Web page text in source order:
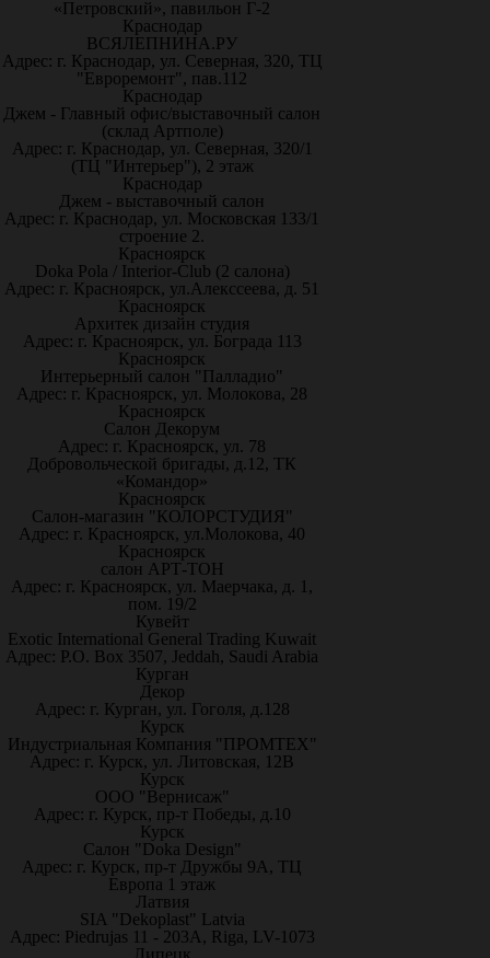
«Петровский», павильон Г-2
Краснодар
ВСЯЛЕПНИНА.РУ
Адрес: г. Краснодар, ул. Северная, 320, ТЦ
"Евроремонт", пав.112
Краснодар
Джем - Главный офис/выставочный салон
(склад Артполе)
Адрес: г. Краснодар, ул. Северная, 320/1
(ТЦ "Интерьер"), 2 этаж
Краснодар
Джем - выставочный салон
Адрес: г. Краснодар, ул. Московская 133/1
строение 2.
Красноярск
Doka Pola / Interior-Club (2 салона)
Адрес: г. Красноярск, ул.Алекссеева, д. 51
Красноярск
Архитек дизайн студия
Адрес: г. Красноярск, ул. Бограда 113
Красноярск
Интерьерный салон "Палладио"
Адрес: г. Красноярск, ул. Молокова, 28
Красноярск
Салон Декорум
Адрес: г. Красноярск, ул. 78
Добровольческой бригады, д.12, ТК
«Командор»
Красноярск
Салон-магазин "КОЛОРСТУДИЯ"
Адрес: г. Красноярск, ул.Молокова, 40
Красноярск
салон АРТ-ТОН
Адрес: г. Красноярск, ул. Маерчака, д. 1,
пом. 19/2
Кувейт
Exotic International General Trading Kuwait
Адрес: P.O. Box 3507, Jeddah, Saudi Arabia
Курган
Декор
Адрес: г. Курган, ул. Гоголя, д.128
Курск
Индустриальная Компания "ПРОМТЕХ"
Адрес: г. Курск, ул. Литовская, 12В
Курск
ООО "Вернисаж"
Адрес: г. Курск, пр-т Победы, д.10
Курск
Салон "Doka Design"
Адрес: г. Курск, пр-т Дружбы 9А, ТЦ
Европа 1 этаж
Латвия
SIA "Dekoplast" Latvia
Адрес: Piedrujas 11 - 203A, Riga, LV-1073
Липецк